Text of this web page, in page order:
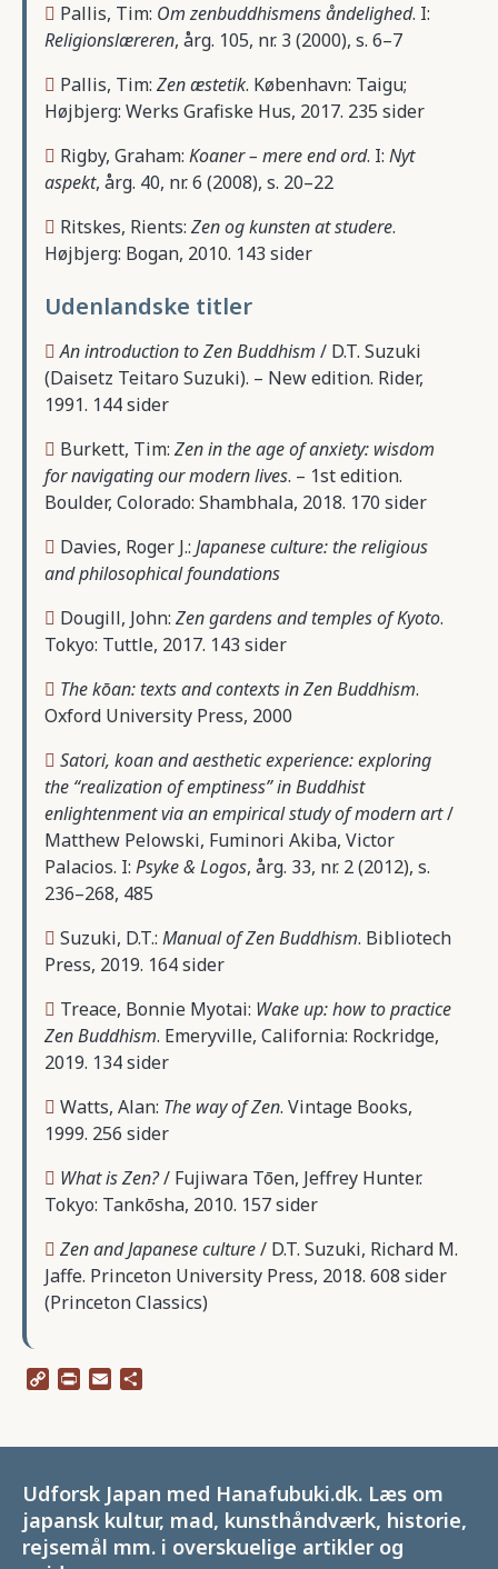
Pallis, Tim: Om zenbuddhismens åndelighed. I:
Religionslæreren, årg. 105, nr. 3 (2000), s. 6–7
Pallis, Tim: Zen æstetik. København: Taigu;
Højbjerg: Werks Grafiske Hus, 2017. 235 sider
Rigby, Graham: Koaner – mere end ord. I: Nyt
aspekt, årg. 40, nr. 6 (2008), s. 20–22
Ritskes, Rients: Zen og kunsten at studere.
Højbjerg: Bogan, 2010. 143 sider
Udenlandske titler
An introduction to Zen Buddhism / D.T. Suzuki
(Daisetz Teitaro Suzuki). – New edition. Rider,
1991. 144 sider
Burkett, Tim: Zen in the age of anxiety: wisdom
for navigating our modern lives. – 1st edition.
Boulder, Colorado: Shambhala, 2018. 170 sider
Davies, Roger J.: Japanese culture: the religious
and philosophical foundations
Dougill, John: Zen gardens and temples of Kyoto.
Tokyo: Tuttle, 2017. 143 sider
The kōan: texts and contexts in Zen Buddhism.
Oxford University Press, 2000
Satori, koan and aesthetic experience: exploring
the “realization of emptiness” in Buddhist
enlightenment via an empirical study of modern art/
Matthew Pelowski, Fuminori Akiba, Victor
Palacios. I: Psyke & Logos, årg. 33, nr. 2 (2012), s.
236–268, 485
Suzuki, D.T.: Manual of Zen Buddhism. Bibliotech
Press, 2019. 164 sider
Treace, Bonnie Myotai: Wake up: how to practice
Zen Buddhism. Emeryville, California: Rockridge,
2019. 134 sider
Watts, Alan: The way of Zen. Vintage Books,
1999. 256 sider
What is Zen?/ Fujiwara Tōen, Jeffrey Hunter.
Tokyo: Tankōsha, 2010. 157 sider
Zen and Japanese culture/ D.T. Suzuki, Richard M.
Jaffe. Princeton University Press, 2018. 608 sider
(Princeton Classics)
Copy Print Email
Udforsk Japan med Hanafubuki.dk. Læs om
japansk kultur, mad, kunsthåndværk, historie,
rejsemål mm. i overskuelige artikler og